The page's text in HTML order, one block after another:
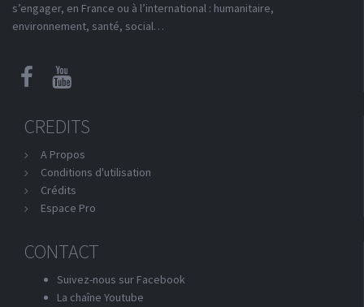
s’engager, en France ou à l’international : humanitaire,
environnement, santé, social…
CREDITS
A Propos
Conditions d'utilisation
Crédits
Espace Pro
CONTACT
Suivez-nous sur Facebook
La chaîne Youtube